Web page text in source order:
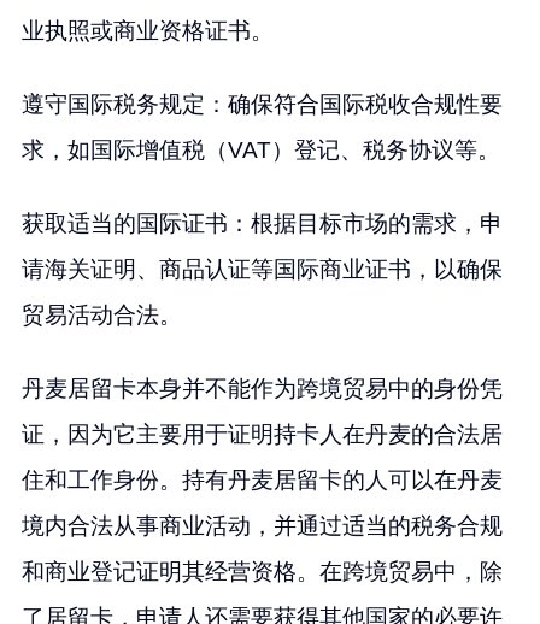
业执照或商业资格证书。
遵守国际税务规定：确保符合国际税收合规性要
求，如国际增值税（VAT）登记、税务协议等。
获取适当的国际证书：根据目标市场的需求，申
请海关证明、商品认证等国际商业证书，以确保
贸易活动合法。
丹麦居留卡本身并不能作为跨境贸易中的身份凭
证，因为它主要用于证明持卡人在丹麦的合法居
住和工作身份。持有丹麦居留卡的人可以在丹麦
境内合法从事商业活动，并通过适当的税务合规
和商业登记证明其经营资格。在跨境贸易中，除
了居留卡，申请人还需要获得其他国家的必要许